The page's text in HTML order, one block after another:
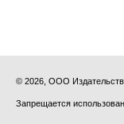
© 2026, ООО
Запрещается